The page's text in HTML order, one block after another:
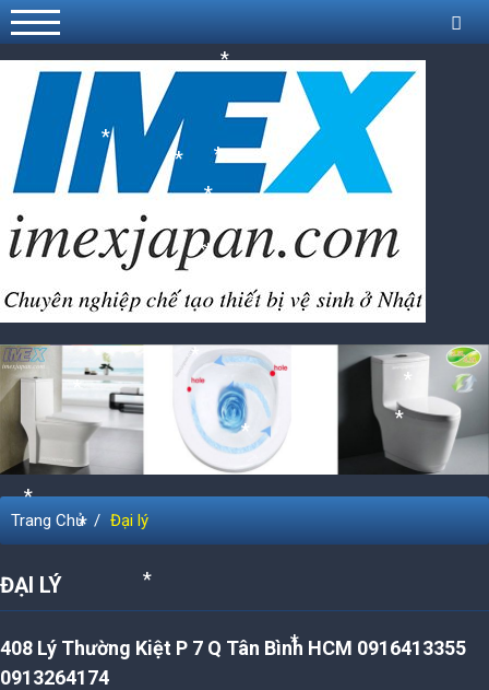
*
*
*
*
*
*
*
*
*
*
*
*
*
*
*
*
*
Trang Chủ Đại lý
ĐẠI LÝ
408 Lý Thường Kiệt P 7 Q Tân Bình HCM 0916413355
0913264174